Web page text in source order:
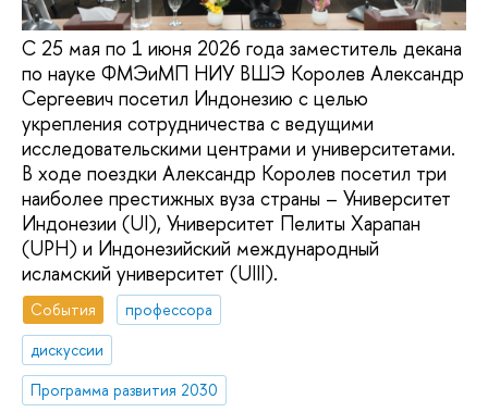
С 25 мая по 1 июня 2026 года заместитель декана
по науке ФМЭиМП НИУ ВШЭ Королев Александр
Сергеевич посетил Индонезию с целью
укрепления сотрудничества с ведущими
исследовательскими центрами и университетами.
В ходе поездки Александр Королев посетил три
наиболее престижных вуза страны – Университет
Индонезии (UI), Университет Пелиты Харапан
(UPH) и Индонезийский международный
исламский университет (UIII).
События
профессора
дискуссии
Программа развития 2030